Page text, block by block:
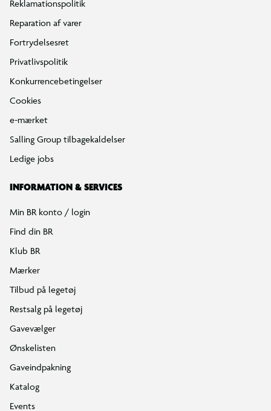
Reklamationspolitik
Reparation af varer
Fortrydelsesret
Privatlivspolitik
Konkurrencebetingelser
Cookies
e-mærket
Salling Group tilbagekaldelser
Ledige jobs
INFORMATION & SERVICES
Min BR konto / login
Find din BR
Klub BR
Mærker
Tilbud på legetøj
Restsalg på legetøj
Gavevælger
Ønskelisten
Gaveindpakning
Katalog
Events